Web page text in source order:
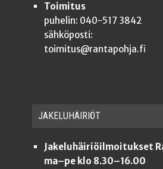
Toimitus
puhelin: 040-517 3842
sähköposti:
toimitus@rantapohja.fi
JAKE­LU­HÄI­RIÖT
Jakeluhäiriöilmoitukset
ma–pe klo 8.30–16.00